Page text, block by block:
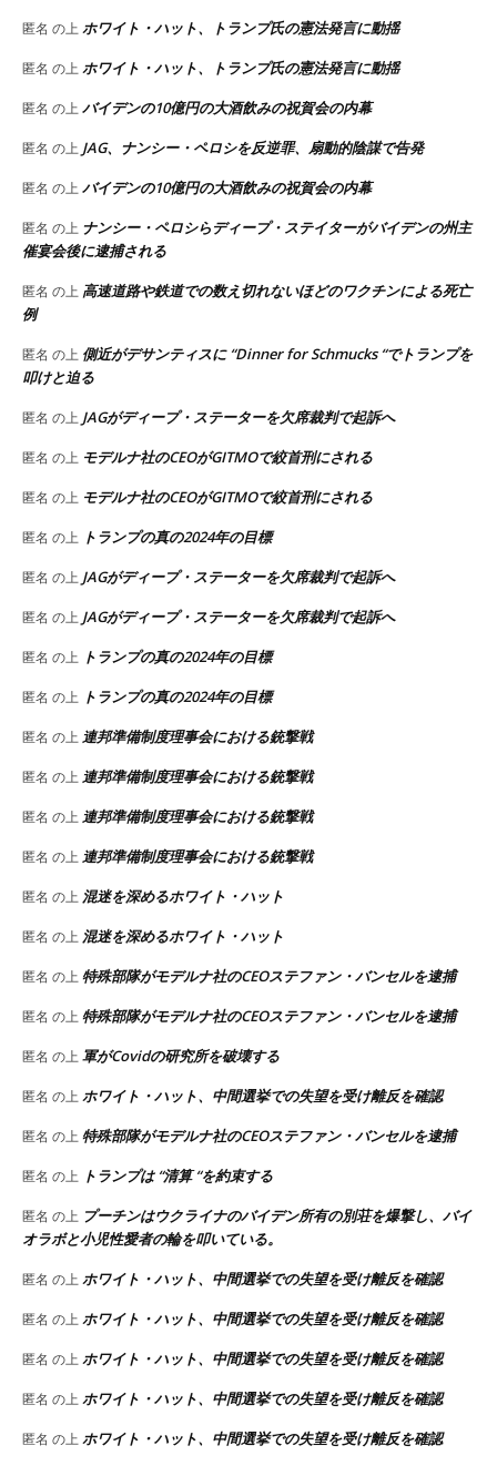
匿名 の上 ホワイト・ハット、トランプ氏の憲法発言に動揺
匿名 の上 ホワイト・ハット、トランプ氏の憲法発言に動揺
匿名 の上 バイデンの10億円の大酒飲みの祝賀会の内幕
匿名 の上 JAG、ナンシー・ペロシを反逆罪、扇動的陰謀で告発
匿名 の上 バイデンの10億円の大酒飲みの祝賀会の内幕
匿名 の上 ナンシー・ペロシらディープ・ステイターがバイデンの州主
催宴会後に逮捕される
匿名 の上 高速道路や鉄道での数え切れないほどのワクチンによる死亡
例
匿名 の上 側近がデサンティスに “Dinner for Schmucks “でトランプを
叩けと迫る
匿名 の上 JAGがディープ・ステーターを欠席裁判で起訴へ
匿名 の上 モデルナ社のCEOがGITMOで絞首刑にされる
匿名 の上 モデルナ社のCEOがGITMOで絞首刑にされる
匿名 の上 トランプの真の2024年の目標
匿名 の上 JAGがディープ・ステーターを欠席裁判で起訴へ
匿名 の上 JAGがディープ・ステーターを欠席裁判で起訴へ
匿名 の上 トランプの真の2024年の目標
匿名 の上 トランプの真の2024年の目標
匿名 の上 連邦準備制度理事会における銃撃戦
匿名 の上 連邦準備制度理事会における銃撃戦
匿名 の上 連邦準備制度理事会における銃撃戦
匿名 の上 連邦準備制度理事会における銃撃戦
匿名 の上 混迷を深めるホワイト・ハット
匿名 の上 混迷を深めるホワイト・ハット
匿名 の上 特殊部隊がモデルナ社のCEOステファン・バンセルを逮捕
匿名 の上 特殊部隊がモデルナ社のCEOステファン・バンセルを逮捕
匿名 の上 軍がCovidの研究所を破壊する
匿名 の上 ホワイト・ハット、中間選挙での失望を受け離反を確認
匿名 の上 特殊部隊がモデルナ社のCEOステファン・バンセルを逮捕
匿名 の上 トランプは “清算 “を約束する
匿名 の上 プーチンはウクライナのバイデン所有の別荘を爆撃し、バイ
オラボと小児性愛者の輪を叩いている。
匿名 の上 ホワイト・ハット、中間選挙での失望を受け離反を確認
匿名 の上 ホワイト・ハット、中間選挙での失望を受け離反を確認
匿名 の上 ホワイト・ハット、中間選挙での失望を受け離反を確認
匿名 の上 ホワイト・ハット、中間選挙での失望を受け離反を確認
匿名 の上 ホワイト・ハット、中間選挙での失望を受け離反を確認